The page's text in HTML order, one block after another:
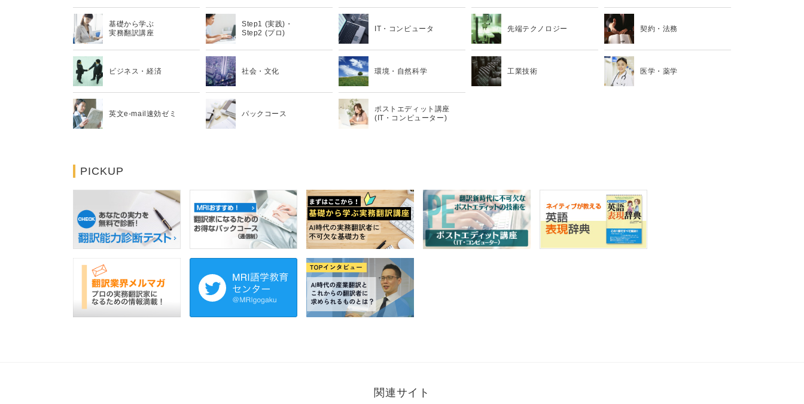
基礎から学ぶ
実務翻訳講座
Step1 (実践)・
Step2 (プロ)
IT・コンピュータ 先端テクノロジー 契約・法務
ビジネス・経済 社会・文化 環境・自然科学 工業技術 医学・薬学
英文e-mail速効ゼミ パックコース
ポストエディット講座
(IT・コンピューター)
PICKUP
関連サイト